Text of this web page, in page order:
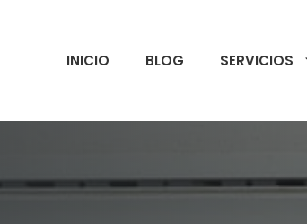
INICIO BLOG SERVICIOS